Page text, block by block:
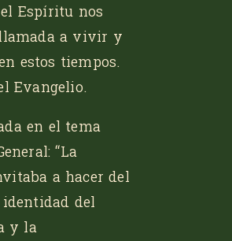
Espíritu nos
llamada a vivir y
estos tiempos.
Evangelio.
en el tema
“La
a hacer del
del
y la